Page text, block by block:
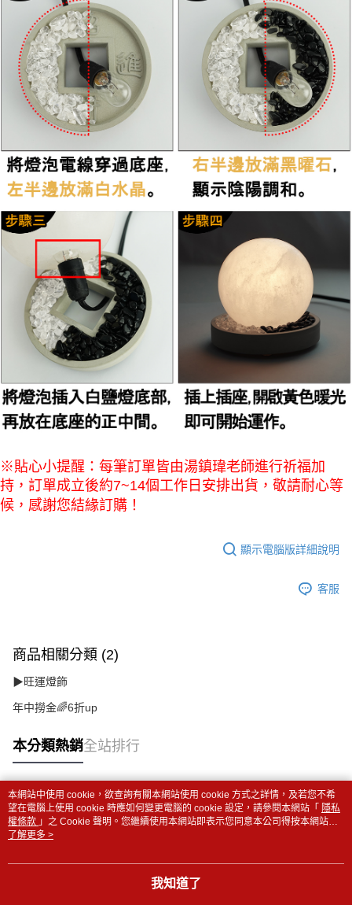
※貼心小提醒：每筆訂單皆由湯鎮瑋老師進行祈福加
持，訂單成立後約7~14個工作日安排出貨，敬請耐心等
候，感謝您結緣訂購！
顯示電腦版詳細說明
客服
商品相關分類 (2)
▶旺運燈飾
年中撈金🌈6折up
本分類熱銷全站排行
熱門標籤
本網站中使用 cookie，欲查詢有關本網站使用 cookie 方式之詳情，及若您不希
望在電腦上使用 cookie 時應如何變更電腦的 cookie 設定，請參閱本網站「 隱私
權條款 」之 Cookie 聲明。您繼續使用本網站即表示您同意本公司得按本網站使
用條款之 Cookie 聲明使用 cookie。
了解更多 >
我知道了